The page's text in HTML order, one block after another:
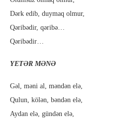
Dərk edib, duymaq olmur,
Qəribədir, qəribə…
Qəribədir…
YETƏR MƏNƏ
Gəl, məni al, məndən elə,
Qulun, kölən, bəndən elə,
Aydan elə, gündən elə,